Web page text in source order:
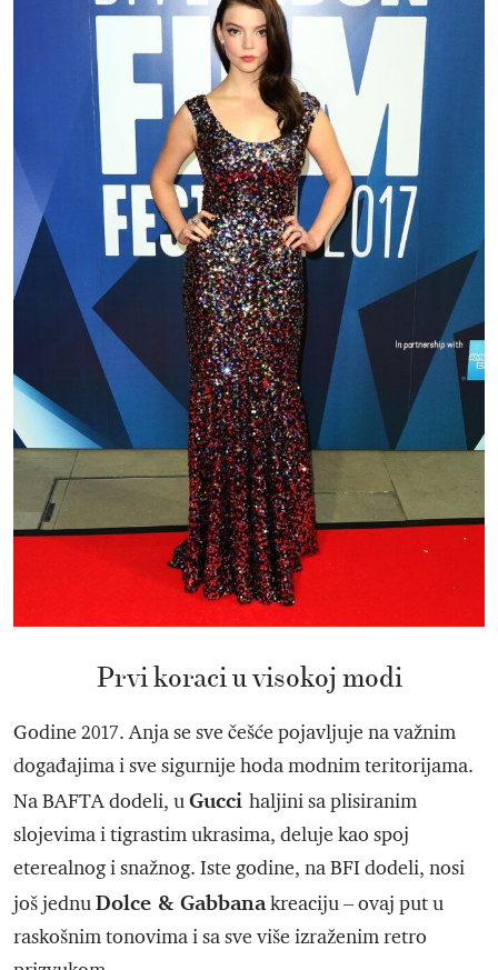
Prvi koraci u visokoj modi
Godine 2017. Anja se sve češće pojavljuje na važnim
događajima i sve sigurnije hoda modnim teritorijama.
Na BAFTA dodeli, uGucci haljini sa plisiranim
slojevima i tigrastim ukrasima, deluje kao spoj
eterealnog i snažnog. Iste godine, na BFI dodeli, nosi
još jednuDolce & Gabbanakreaciju – ovaj put u
raskošnim tonovima i sa sve više izraženim retro